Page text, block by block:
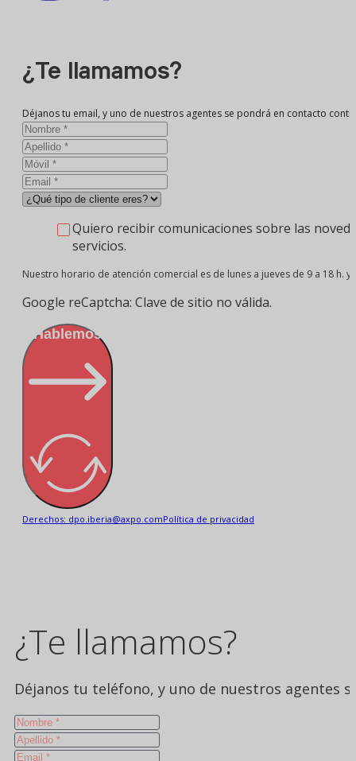
¿Te llamamos?
Déjanos tu email, y uno de nuestros agentes se pondrá en contacto
Quiero recibir comunicaciones sobre las
servicios.
Nuestro horario de atención comercial es de lunes a jueves de 9 a 18 h.
Google reCaptcha: Clave de sitio no válida.
¡Hablemos!
Derechos: dpo.iberia@axpo.comPolítica de privacidad
¿Te llamamos?
Déjanos tu teléfono, y uno de nuestros agentes